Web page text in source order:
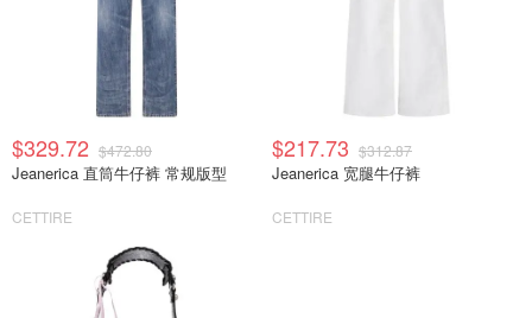
$329.72 $472.80
Jeanerica 直筒牛仔裤 常规版型
CETTIRE
$217.73 $312.87
Jeanerica 宽腿牛仔裤
CETTIRE